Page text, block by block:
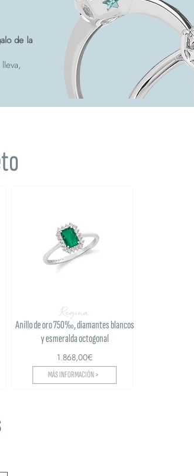
de la
Regina
Anillo de oro 750‰, diamantes blancos
y esmeralda octogonal
1.868,00€
MÁS INFORMACIÓN >